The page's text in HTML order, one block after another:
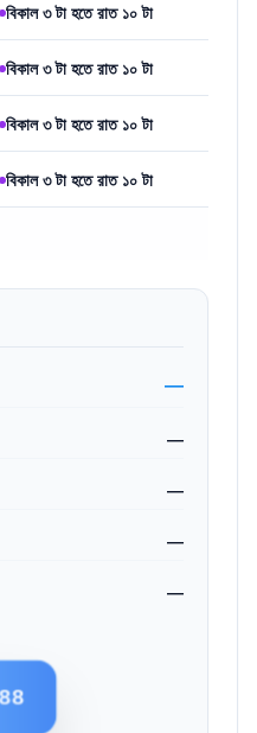
বিকাল ৩ টা হতে রাত ১০ টা
বিকাল ৩ টা হতে রাত ১০ টা
বিকাল ৩ টা হতে রাত ১০ টা
বিকাল ৩ টা হতে রাত ১০ টা
—
—
—
—
—